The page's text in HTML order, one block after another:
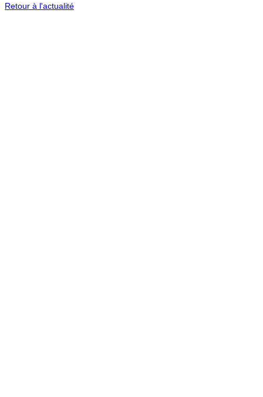
Retour à l'actualité